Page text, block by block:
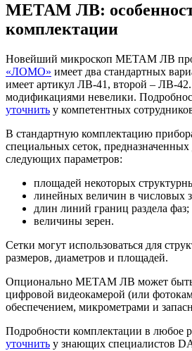
МЕТАМ ЛВ:
комплектации
Новейший микроскоп МЕТАМ ЛВ
«ЛОМО» имеет два стандартных
имеет артикул ЛВ-41, второй – ЛВ-
модификациями невелики.
уточнить у компетентных
В стандартную комплектацию
специальных сеток, предназначенных
следующих параметров:
площадей некоторых
линейных величин в числовых
длин линий границ раздела фаз;
величины зерен.
Сетки могут использоваться для
размеров, диаметров и площадей.
Опционально МЕТАМ ЛВ может быть
цифровой видеокамерой (или
обеспечением, микрометрами и
Подробности комплектации в любое
уточнить у знающих специалистов